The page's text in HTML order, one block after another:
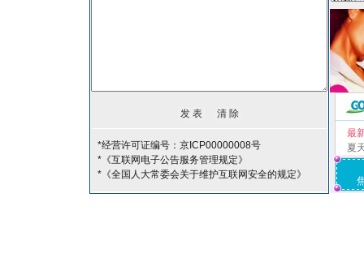
*经营许可证编号：京ICP00000008号
*《互联网电子公告服务管理规定》
*《全国人大常委会关于维护互联网安全的规定》
最
夏